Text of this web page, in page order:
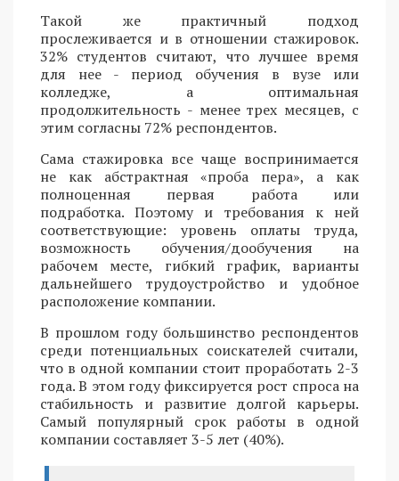
Такой же практичный подход
прослеживается и в отношении стажировок.
32% студентов считают, что лучшее время
для нее - период обучения в вузе или
колледже, а оптимальная
продолжительность - менее трех месяцев, с
этим согласны 72% респондентов.
Сама стажировка все чаще воспринимается
не как абстрактная «проба пера», а как
полноценная первая работа или
подработка. Поэтому и требования к ней
соответствующие: уровень оплаты труда,
возможность обучения/дообучения на
рабочем месте, гибкий график, варианты
дальнейшего трудоустройство и удобное
расположение компании.
В прошлом году большинство респондентов
среди потенциальных соискателей считали,
что в одной компании стоит проработать 2-3
года. В этом году фиксируется рост спроса на
стабильность и развитие долгой карьеры.
Самый популярный срок работы в одной
компании составляет 3-5 лет (40%).